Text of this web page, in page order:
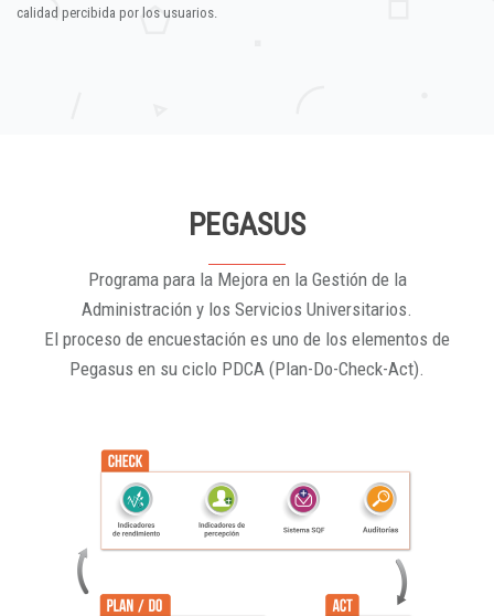
calidad percibida por los usuarios.
PEGASUS
Programa para la Mejora en la Gestión de la
Administración y los Servicios Universitarios.
El proceso de encuestación es uno de los elementos de
Pegasus en su ciclo PDCA (Plan-Do-Check-Act).